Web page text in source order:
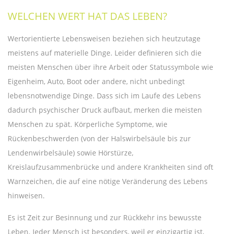
WELCHEN WERT HAT DAS LEBEN?
Wertorientierte Lebensweisen beziehen sich heutzutage
meistens auf materielle Dinge. Leider definieren sich die
meisten Menschen über ihre Arbeit oder Statussymbole wie
Eigenheim, Auto, Boot oder andere, nicht unbedingt
lebensnotwendige Dinge. Dass sich im Laufe des Lebens
dadurch psychischer Druck aufbaut, merken die meisten
Menschen zu spät. Körperliche Symptome, wie
Rückenbeschwerden (von der Halswirbelsäule bis zur
Lendenwirbelsäule) sowie Hörstürze,
Kreislaufzusammenbrücke und andere Krankheiten sind oft
Warnzeichen, die auf eine nötige Veränderung des Lebens
hinweisen.
Es ist Zeit zur Besinnung und zur Rückkehr ins bewusste
Leben. Jeder Mensch ist besonders, weil er einzigartig ist,